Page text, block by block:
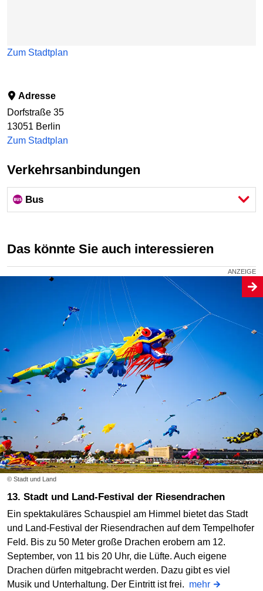
Zum Stadtplan
Adresse
Dorfstraße 35
13051 Berlin
Zum Stadtplan
Verkehrsanbindungen
Bus
Das könnte Sie auch interessieren
© Stadt und Land
13. Stadt und Land-Festival der Riesendrachen
Ein spektakuläres Schauspiel am Himmel bietet das Stadt
und Land-Festival der Riesendrachen auf dem Tempelhofer
Feld. Bis zu 50 Meter große Drachen erobern am 12.
September, von 11 bis 20 Uhr, die Lüfte. Auch eigene
Drachen dürfen mitgebracht werden. Dazu gibt es viel
Musik und Unterhaltung. Der Eintritt ist frei. mehr